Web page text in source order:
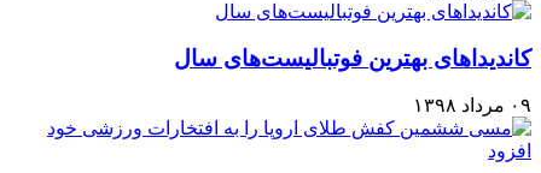
کاندیداهای بهترین فوتبالیست‌های سال
۰۹ مرداد ۱۳۹۸